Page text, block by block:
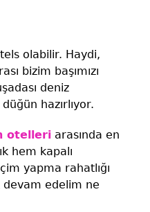
olabilir. Haydi,
bizim başımızı
deniz
hazırlıyor.
otelleri arasında en
hem kapalı
yapma rahatlığı
devam edelim ne